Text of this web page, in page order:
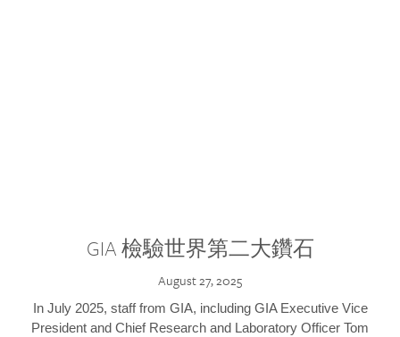
GIA 檢驗世界第二大鑽石
August 27, 2025
In July 2025, staff from GIA, including GIA Executive Vice
President and Chief Research and Laboratory Officer Tom